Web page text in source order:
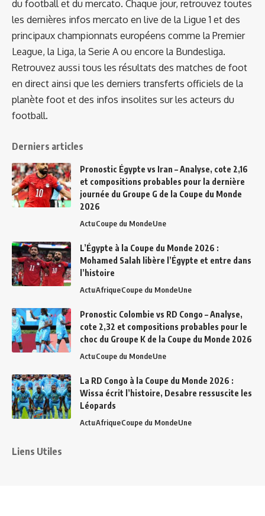
du football et du mercato. Chaque jour, retrouvez toutes
les dernières infos mercato en live de la Ligue 1 et des
principaux championnats européens comme la Premier
League, la Liga, la Serie A ou encore la Bundesliga.
Retrouvez aussi tous les résultats des matches de foot
en direct ainsi que les derniers transferts officiels de la
planète foot et des infos insolites sur les acteurs du
football.
Derniers articles
Pronostic Égypte vs Iran – Analyse, cote 2,16
et compositions probables pour la dernière
journée du Groupe G de la Coupe du Monde
2026
ActuCoupe du MondeUne
L’Égypte à la Coupe du Monde 2026 :
Mohamed Salah libère l’Égypte et entre dans
l’histoire
ActuAfriqueCoupe du MondeUne
Pronostic Colombie vs RD Congo – Analyse,
cote 2,32 et compositions probables pour le
choc du Groupe K de la Coupe du Monde 2026
ActuCoupe du MondeUne
La RD Congo à la Coupe du Monde 2026 :
Wissa écrit l’histoire, Desabre ressuscite les
Léopards
ActuAfriqueCoupe du MondeUne
Liens Utiles